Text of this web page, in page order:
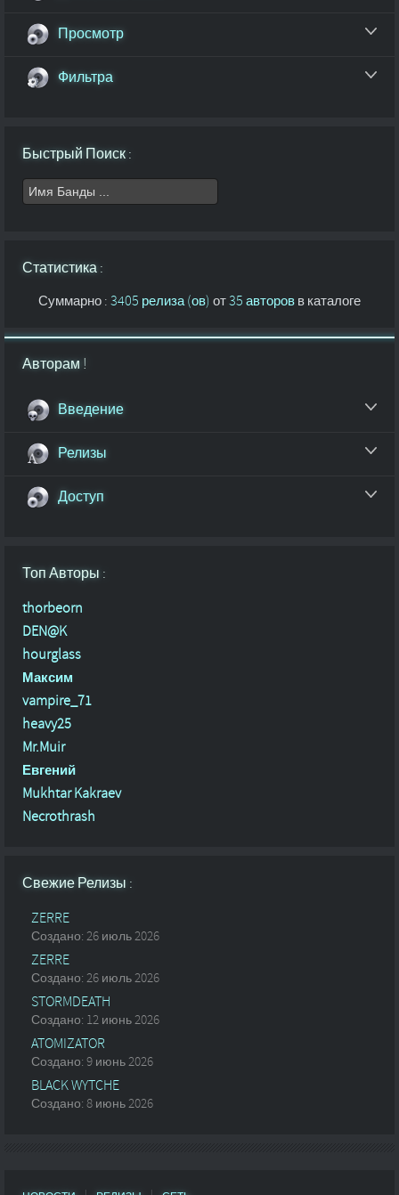
Просмотр
Фильтра
Быстрый Поиск :
Статистика :
Суммарно : 3405 релиза (ов) от35 авторов в каталоге
Авторам !
Введение
Релизы
Доступ
Топ Авторы :
thorbeorn
DEN@K
hourglass
Максим
vampire_71
heavy25
Mr.Muir
Евгений
Mukhtar Kakraev
Necrothrash
Свежие Релизы :
ZERRE
Создано: 26 июль 2026
ZERRE
Создано: 26 июль 2026
STORMDEATH
Создано: 12 июнь 2026
ATOMIZATOR
Создано: 9 июнь 2026
BLACK WYTCHE
Создано: 8 июнь 2026